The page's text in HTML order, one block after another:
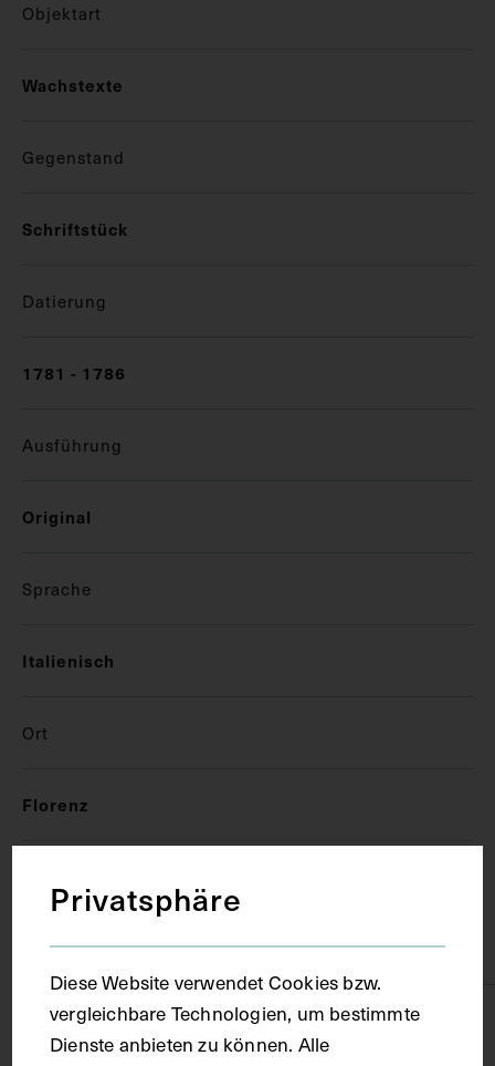
Objektart
Wachstexte
Gegenstand
Schriftstück
Datierung
1781 - 1786
Ausführung
Original
Sprache
Italienisch
Ort
Florenz
Papier
Technik
Privatsphäre
Diese Website verwendet Cookies bzw.
vergleichbare Technologien, um bestimmte
Dienste anbieten zu können. Alle